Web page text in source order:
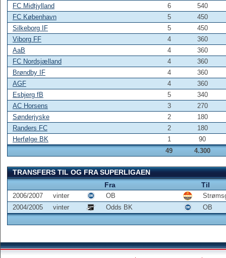
FC Midtjylland 6
540
FC København
5
450
Silkeborg IF
5
450
Viborg FF
4
360
AaB
4
360
FC Nordsjælland
4
360
Brøndby IF
4
360
AGF
4
360
Esbjerg fB
5
340
AC Horsens
3
270
Sønderjyske
2
180
Randers FC
2
180
Herfølge BK
1
90
49
4.300
TRANSFERS TIL OG FRA SUPERLIGAEN
Fra
Til
2006/2007 vinter OB
2004/2005
vinter Odds BK OB